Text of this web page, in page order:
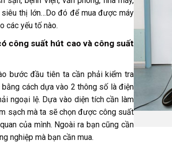
siêu thị lớn…Do đó để mua được máy
các yếu tố nào.
công suất hút cao và công suất
bước đầu tiên ta cần phải kiểm tra
cách dựa vào 2 thông số là điện
ngoại lệ. Dựa vào diện tích cần làm
sạch mà ta sẽ chọn được công suất
của mình. Ngoài ra bạn cũng cần
nghiệp mà bạn cần mua.